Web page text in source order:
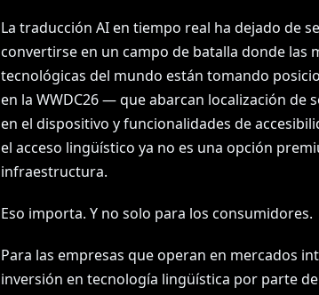
La traducción AI en tiempo real ha dejado de
convertirse en un campo de batalla donde las
tecnológicas del mundo están tomando
en la WWDC26 — que abarcan localización de
en el dispositivo y funcionalidades de
el acceso lingüístico ya no es una opción
infraestructura.
Eso importa. Y no solo para los consumidores.
Para las empresas que operan en mercados
inversión en tecnología lingüística por parte